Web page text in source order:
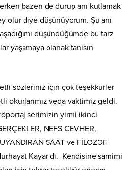
bazen de durup anı kutlamak
olur diye düşünüyorum. Şu anı
düşündüğümde bu tarz
yaşamaya olanak tanısın
sözleriniz için çok teşekkürler
okurlarımız veda vaktimiz geldi.
röportaj serimizin yirmi ikinci
NEFS CEVHER,
SAAT ve FİLOZOF
Kayar’dı. Kendisine samimi